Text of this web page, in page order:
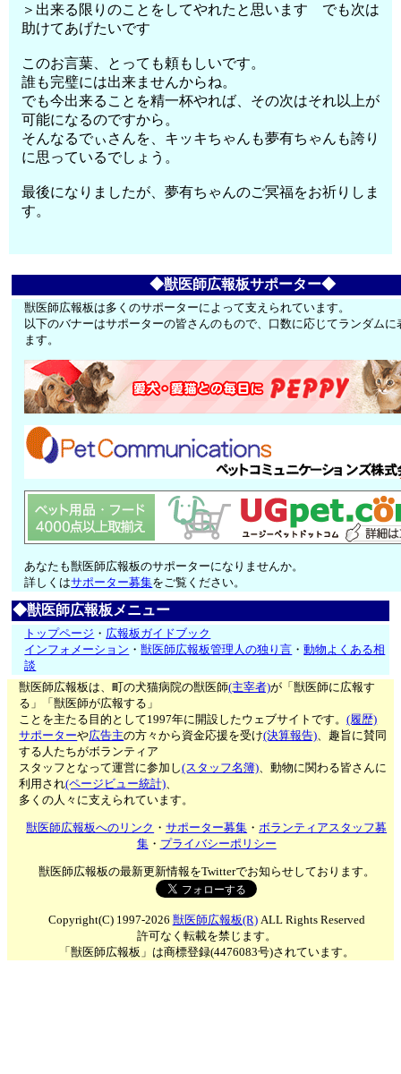
＞出来る限りのことをしてやれたと思います でも次は
助けてあげたいです
このお言葉、とっても頼もしいです。
誰も完璧には出来ませんからね。
でも今出来ることを精一杯やれば、その次はそれ以上が
可能になるのですから。
そんなるでぃさんを、キッキちゃんも夢有ちゃんも誇り
に思っているでしょう。
最後になりましたが、夢有ちゃんのご冥福をお祈りしま
す。
◆獣医師広報板サポーター◆
獣医師広報板は多くのサポーターによって支えられています。
以下のバナーはサポーターの皆さんのもので、口数に応じてランダムに
ます。
あなたも獣医師広報板のサポーターになりませんか。
詳しくはサポーター募集をご覧ください。
◆獣医師広報板メニュー
トップページ ・ 広報板ガイドブック
インフォメーション ・獣医師広報板管理人の独り言 ・動物よくある相
談
獣医師広報板は、町の犬猫病院の獣医師(主宰者)が「獣医師に広報す
る」「獣医師が広報する」
ことを主たる目的として1997年に開設したウェブサイトです。(履歴)
サポーターや広告主の方々から資金応援を受け(決算報告)、趣旨に賛同
する人たちがボランティア
スタッフとなって運営に参加し(スタッフ名簿)、動物に関わる皆さんに
利用され(ページビュー統計)、
多くの人々に支えられています。
獣医師広報板へのリンク ・サポーター募集 ・ボランティアスタッフ募
集・ プライバシーポリシー
獣医師広報板の最新更新情報をTwitterでお知らせしております。
Copyright(C) 1997-2026 獣医師広報板(R)ALL Rights Reserved
許可なく転載を禁じます。
「獣医師広報板」は商標登録(4476083号)されています。